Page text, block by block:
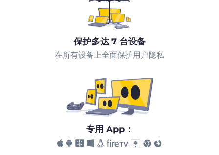
保护多达 7 台设备
在所有设备上全面保护用户隐私
专用 App：